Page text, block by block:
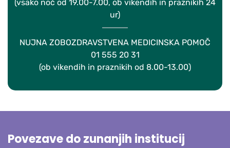
(vsako noč od 19.00-7.00, ob vikendih in praznikih 24
ur)
NUJNA ZOBOZDRAVSTVENA MEDICINSKA POMOČ
01 555 20 31
(ob vikendih in praznikih od 8.00-13.00)
Povezave do zunanjih institucij